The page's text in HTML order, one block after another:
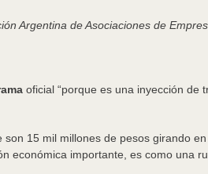
Argentina de Asociaciones de
oficial “porque es una inyección de
15 mil millones de pesos girando
económica importante, es como una